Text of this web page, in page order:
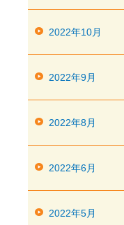
2022年10月
2022年9月
2022年8月
2022年6月
2022年5月